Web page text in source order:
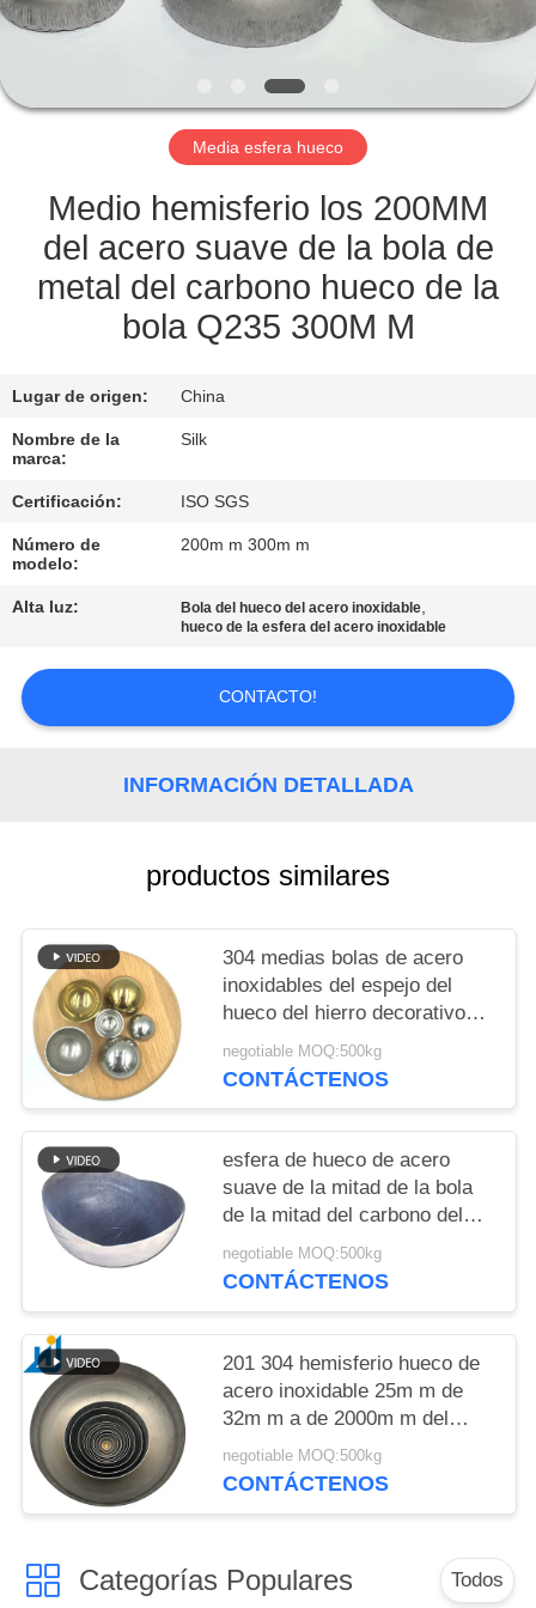
DE
ÉNTRENOS
EN
CONTACTO
NOTICIAS
CASOS
PIDA
MAPA
DEL
Media esfera hueco
Medio hemisferio los 200MM
del acero suave de la bola de
metal del carbono hueco de la
bola Q235 300M M
Lugar de origen: China
Nombre de la
marca:
Silk
Certificación: ISO SGS
Número de
modelo:
200m m 300m m
Alta luz: Bola del hueco del acero inoxidable,
hueco de la esfera del acero inoxidable
CONTACTO!
INFORMACIÓN DETALLADA
productos similares
304 medias bolas de acero
inoxidables del espejo del
hueco del hierro decorativo
del hemisferio 900m m
negotiable MOQ:500kg
CONTÁCTENOS
esfera de hueco de acero
suave de la mitad de la bola
de la mitad del carbono del
metal de 800m m para la bola
hueco de Hlaf de los hoyos
negotiable MOQ:500kg
CONTÁCTENOS
201 304 hemisferio hueco de
acero inoxidable 25m m de
32m m a de 2000m m del
espejo de la mitad de la bola
redonda de la bola mitad de
negotiable MOQ:500kg
CONTÁCTENOS
Categorías Populares Todos